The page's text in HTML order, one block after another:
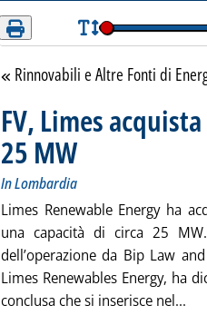
Torna alla sezione
Rinnovabili e Altre Fonti di
FV, Limes
25 MW
In Lombardia
Limes Renewable Energy ha
una capacità di circa 25
dell’operazione da Bip Law
Limes Renewables Energy, ha
conclusa che si inserisce nel...